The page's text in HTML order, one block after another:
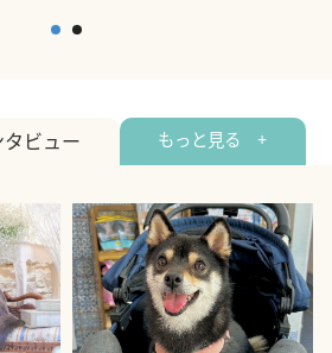
ビュー もっと見る +